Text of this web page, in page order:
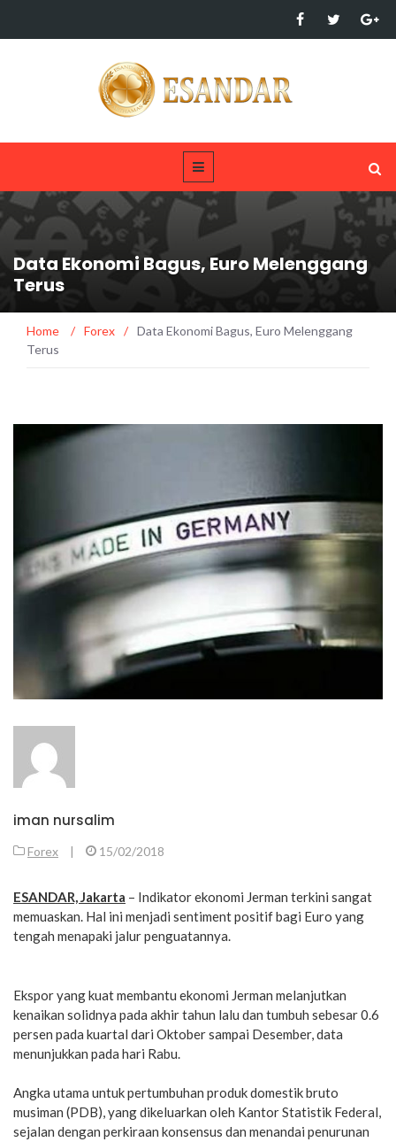
Data Ekonomi Bagus, Euro Melenggang
Terus
Home / Forex / Data Ekonomi Bagus, Euro Melenggang
Terus
iman nursalim
Forex | 15/02/2018
ESANDAR, Jakarta – Indikator ekonomi Jerman terkini sangat
memuaskan. Hal ini menjadi sentiment positif bagi Euro yang
tengah menapaki jalur penguatannya.
Ekspor yang kuat membantu ekonomi Jerman melanjutkan
kenaikan solidnya pada akhir tahun lalu dan tumbuh sebesar 0.6
persen pada kuartal dari Oktober sampai Desember, data
menunjukkan pada hari Rabu.
Angka utama untuk pertumbuhan produk domestik bruto
musiman (PDB), yang dikeluarkan oleh Kantor Statistik Federal,
sejalan dengan perkiraan konsensus dan menandai penurunan